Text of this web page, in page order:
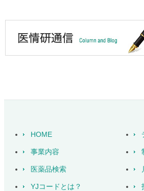
HOME
事業内容
医薬品検索
YJコードとは？